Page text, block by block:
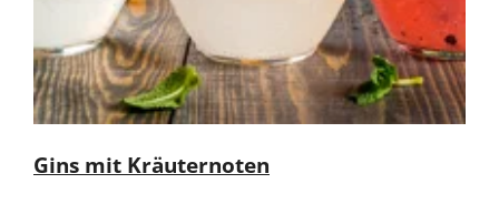
Gins mit Kräuternoten